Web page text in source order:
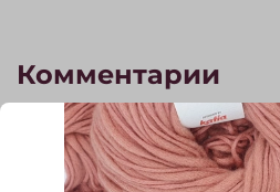
Комментарии
Отзывов еще никто не